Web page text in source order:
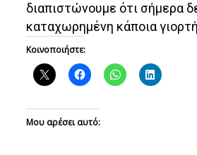
διαπιστώνουμε ότι σήμερα
καταχωρημένη κάποια
Κοινοποιήστε:
Μου αρέσει αυτό: